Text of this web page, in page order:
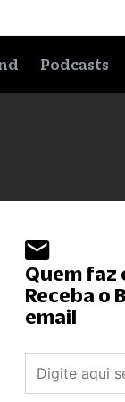
Podcasts
Quem faz
Receba o
email